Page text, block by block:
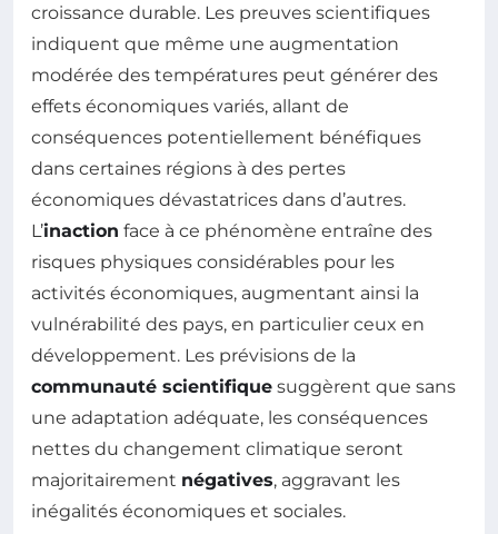
croissance durable. Les preuves scientifiques
indiquent que même une augmentation
modérée des températures peut générer des
effets économiques variés, allant de
conséquences potentiellement bénéfiques
dans certaines régions à des pertes
économiques dévastatrices dans d’autres.
L’inaction face à ce phénomène entraîne des
risques physiques considérables pour les
activités économiques, augmentant ainsi la
vulnérabilité des pays, en particulier ceux en
développement. Les prévisions de la
communauté scientifique suggèrent que sans
une adaptation adéquate, les conséquences
nettes du changement climatique seront
majoritairement négatives, aggravant les
inégalités économiques et sociales.